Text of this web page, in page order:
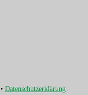
• Datenschutzerklärung